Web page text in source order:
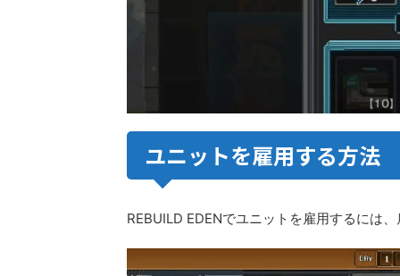
ユニットを雇用する方法
REBUILD EDENでユニットを雇用するには